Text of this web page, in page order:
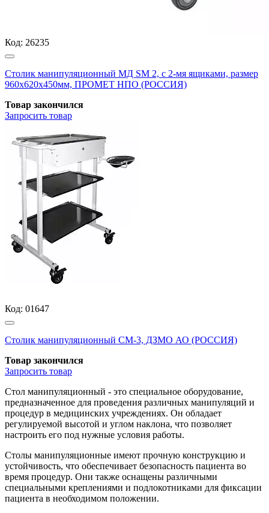
Код: 26235
Столик манипуляционный МД SM 2, с 2-мя ящиками, размер
960x620x450мм, ПРОМЕТ НПО (РОССИЯ)
Товар закончился
Запросить товар
Код: 01647
Столик манипуляционный СМ-3, ДЗМО АО (РОССИЯ)
Товар закончился
Запросить товар
Стол манипуляционный - это специальное оборудование,
предназначенное для проведения различных манипуляций и
процедур в медицинских учреждениях. Он обладает
регулируемой высотой и углом наклона, что позволяет
настроить его под нужные условия работы.
Столы манипуляционные имеют прочную конструкцию и
устойчивость, что обеспечивает безопасность пациента во
время процедур. Они также оснащены различными
специальными креплениями и подлокотниками для фиксации
пациента в необходимом положении.